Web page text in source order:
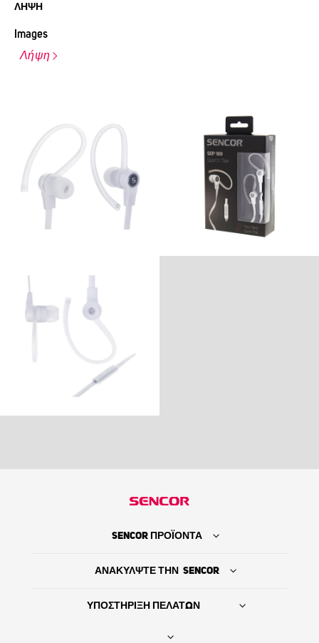
ΛΉΨΗ
Images
Λήψη
SENCOR ΠΡΟΪΟΝΤΑ
ΑΝΑΚΥΛΨΤΕ ΤΗΝ SENCOR
ΥΠΟΣΤΗΡΙΞΗ ΠΕΛΑΤΩΝ